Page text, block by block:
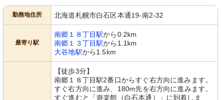
外観
清潔で広々とした空間が迎える入り口
があり、快適な環境が期待できます。
勤務地住所 北海道札幌市白石区本通19-南2-32
最寄り駅
南郷１８丁目駅から0.2km
南郷１３丁目駅から1.1km
大谷地駅から1.5km
【徒歩3分】
南郷１８丁目駅2番口からすぐ右方向に進みます。
すぐ右方向に進み、180m先を右方向に進みます。
すぐ進むと「遊楽館（白石本通）」に到着しま